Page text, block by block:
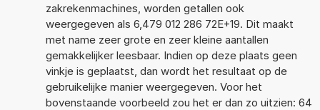
zakrekenmachines, worden getallen ook
weergegeven als 6,479 012 286 72E+19. Dit maakt
met name zeer grote en zeer kleine aantallen
gemakkelijker leesbaar. Indien op deze plaats geen
vinkje is geplaatst, dan wordt het resultaat op de
gebruikelijke manier weergegeven. Voor het
bovenstaande voorbeeld zou het er dan zo uitzien: 64